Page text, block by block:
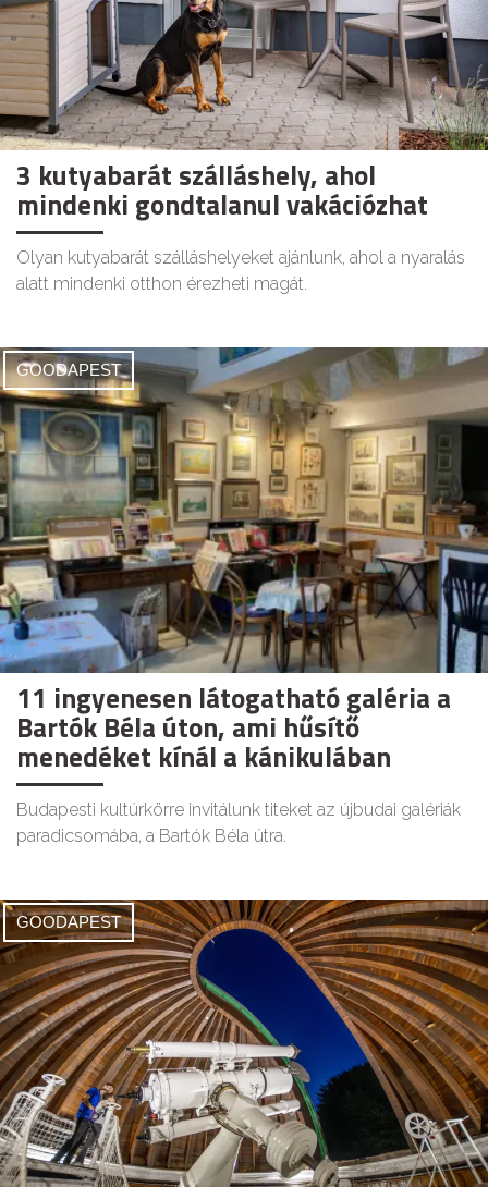
3 kutyabarát szálláshely, ahol
mindenki gondtalanul vakációzhat
Olyan kutyabarát szálláshelyeket ajánlunk, ahol a nyaralás
alatt mindenki otthon érezheti magát.
GOODAPEST
11 ingyenesen látogatható galéria a
Bartók Béla úton, ami hűsítő
menedéket kínál a kánikulában
Budapesti kultúrkörre invitálunk titeket az újbudai galériák
paradicsomába, a Bartók Béla útra.
GOODAPEST